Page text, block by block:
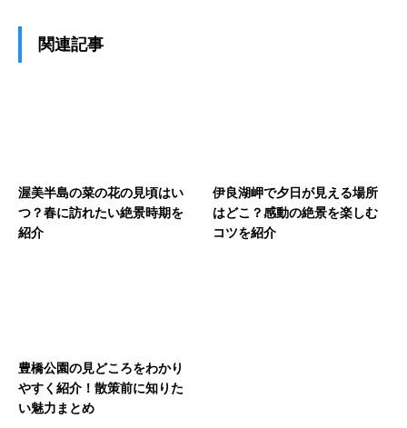
関連記事
渥美半島の菜の花の見頃はい
つ？春に訪れたい絶景時期を
紹介
伊良湖岬で夕日が見える場所
はどこ？感動の絶景を楽しむ
コツを紹介
豊橋公園の見どころをわかり
やすく紹介！散策前に知りた
い魅力まとめ